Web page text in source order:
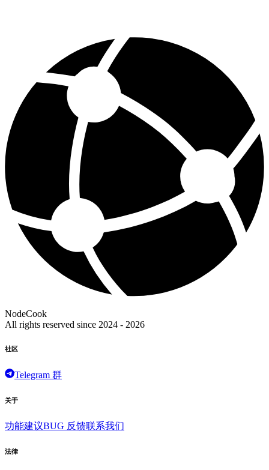
NodeCook
All rights reserved since 2024 - 2026
社区
Telegram 群
关于
功能建议BUG 反馈联系我们
法律